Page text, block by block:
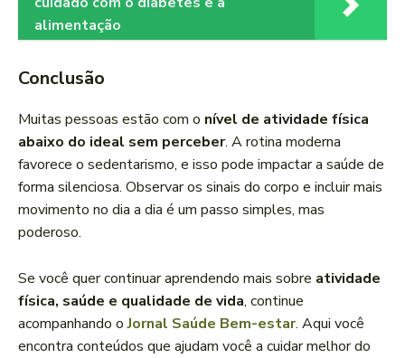
alimentação
Conclusão
Muitas pessoas estão com o nível de atividade física
abaixo do ideal sem perceber. A rotina moderna
favorece o sedentarismo, e isso pode impactar a saúde de
forma silenciosa. Observar os sinais do corpo e incluir mais
movimento no dia a dia é um passo simples, mas
poderoso.
Se você quer continuar aprendendo mais sobre atividade
física, saúde e qualidade de vida, continue
acompanhando oJornal Saúde Bem-estar. Aqui você
encontra conteúdos que ajudam você a cuidar melhor do